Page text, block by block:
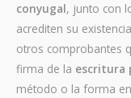
conyugal, junto con
acrediten su
otros comprobantes
firma de la escritura
método o la forma